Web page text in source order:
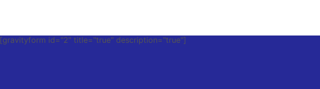
[gravityform id="2" title="true" description="true"]